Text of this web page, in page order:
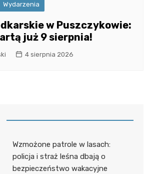
Wydarzenia
w Puszczykowie:
już 9 sierpnia!
4 sierpnia 2026
Wzmożone patrole w lasach:
policja i straż leśna dbają o
bezpieczeństwo wakacyjne